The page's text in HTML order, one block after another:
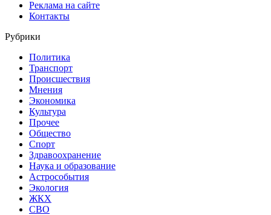
Реклама на сайте
Контакты
Рубрики
Политика
Транспорт
Происшествия
Мнения
Экономика
Культура
Прочее
Общество
Спорт
Здравоохранение
Наука и образование
Астрособытия
Экология
ЖКХ
СВО